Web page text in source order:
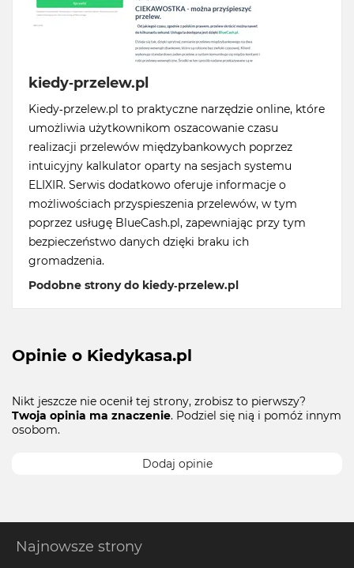
kiedy-przelew.pl
Kiedy-przelew.pl to praktyczne narzędzie online, które
umożliwia użytkownikom oszacowanie czasu
realizacji przelewów międzybankowych poprzez
intuicyjny kalkulator oparty na sesjach systemu
ELIXIR. Serwis dodatkowo oferuje informacje o
możliwościach przyspieszenia przelewów, w tym
poprzez usługę BlueCash.pl, zapewniając przy tym
bezpieczeństwo danych dzięki braku ich
gromadzenia.
Podobne strony do kiedy-przelew.pl
Opinie o Kiedykasa.pl
Nikt jeszcze nie ocenił tej strony, zrobisz to pierwszy?
Twoja opinia ma znaczenie. Podziel się nią i pomóż innym
osobom.
Dodaj opinie
Najnowsze strony